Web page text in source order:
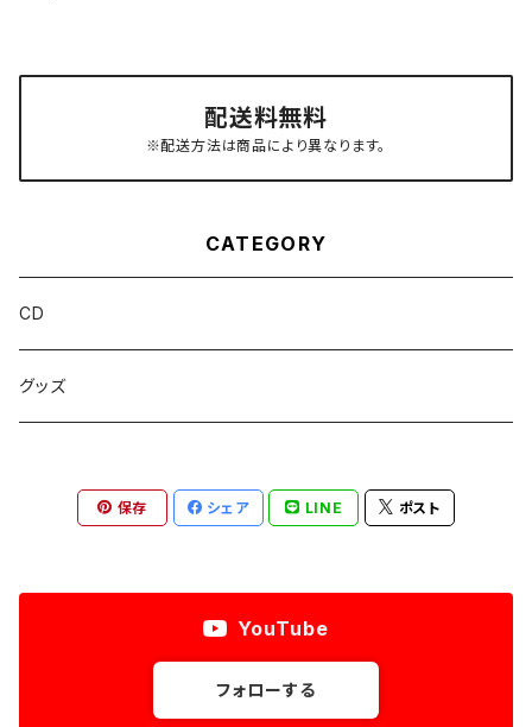
配送料無料
※配送方法は商品により異なります。
CATEGORY
CD
グッズ
保存 シェア LINE ポスト
YouTube
フォローする